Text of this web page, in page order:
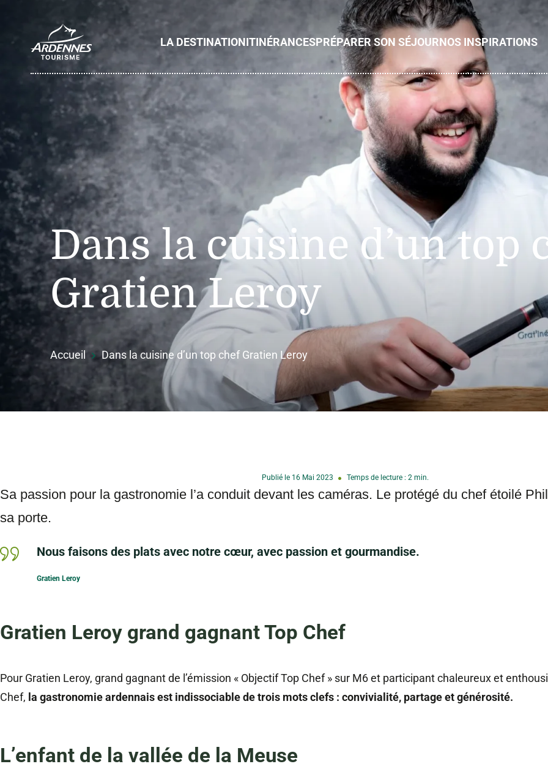
ADT des Ardennes
LA DESTINATIONITINÉRANCESPRÉPARER SON SÉJOURNOS INSPIRATIONS
Dans la cuisine d’un top
Gratien Leroy
Accueil Dans la cuisine d’un top chef Gratien Leroy
Publié le 16 Mai 2023 Temps de lecture : 2 min.
Sa passion pour la gastronomie l’a conduit devant les caméras. Le protégé du chef étoilé
sa porte.
Nous faisons des plats avec notre cœur, avec passion et gourmandise.
Gratien Leroy
Gratien Leroy grand gagnant Top Chef
Pour Gratien Leroy, grand gagnant de l’émission « Objectif Top Chef » sur M6 et participant chaleureux et
Chef, la gastronomie ardennais est indissociable de trois mots clefs : convivialité, partage et générosité.
L’enfant de la vallée de la Meuse